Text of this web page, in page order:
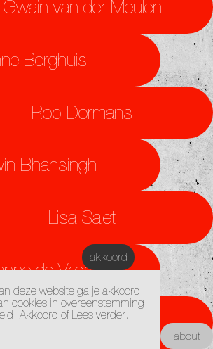
Gwain van der Meulen
Berghuis
Rob Dormans
Bhansingh
Lisa Salet
de Vries
Liuda Sharafutdinova
about
deze website ga je akkoord
cookies in overeenstemming
Akkoord of Lees verder.
akkoord